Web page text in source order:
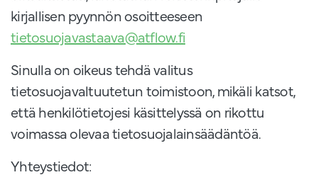
kirjallisen pyynnön osoitteeseen
tietosuojavastaava@atflow.fi
Sinulla on oikeus tehdä valitus
tietosuojavaltuutetun toimistoon, mikäli katsot,
että henkilötietojesi käsittelyssä on rikottu
voimassa olevaa tietosuojalainsäädäntöä.
Yhteystiedot: